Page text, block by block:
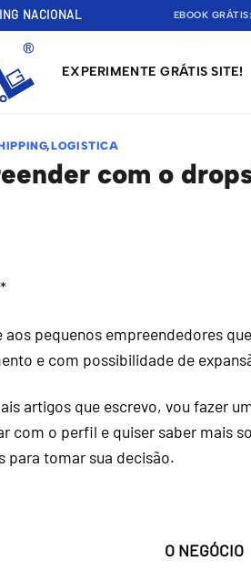
NACIONAL EBOOK
EXPERIMENTE GRÁTIS SITE!
,LOGISTICA
com o
pequenos empreendedores
e com possibilidade de
artigos que escrevo, vou fazer
com o perfil e quiser saber mais
para tomar sua decisão.
O NEGÓCIO